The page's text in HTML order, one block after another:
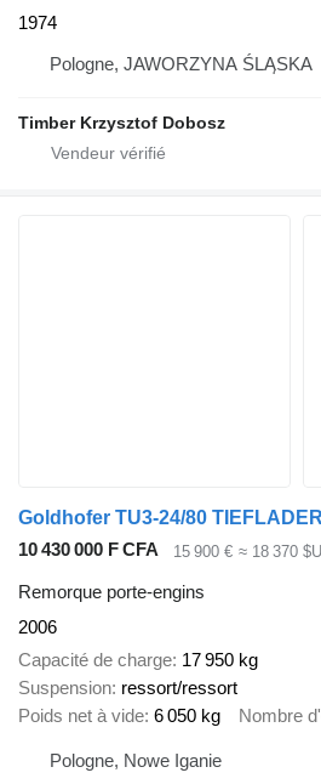
1974
Pologne, JAWORZYNA ŚLĄSKA
Timber Krzysztof Dobosz
Goldhofer TU3-24/80 TIEFLADER
10 430 000 F CFA
15 900 € ≈ 18 370
Remorque porte-engins
2006
Capacité de charge 17 950 kg
Suspension ressort/ressort
Poids net à vide 6 050 kg Nombre
Pologne, Nowe Iganie